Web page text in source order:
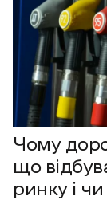
Чому
що
ринку і